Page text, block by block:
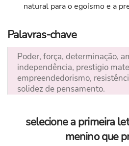
natural para o egoísmo e a
Palavras-chave
Poder, força, determinação,
independência, prestigio
empreendedorismo,
solidez de pensamento.
selecione a primeira
menino que